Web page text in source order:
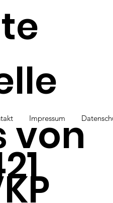
von
Impressum